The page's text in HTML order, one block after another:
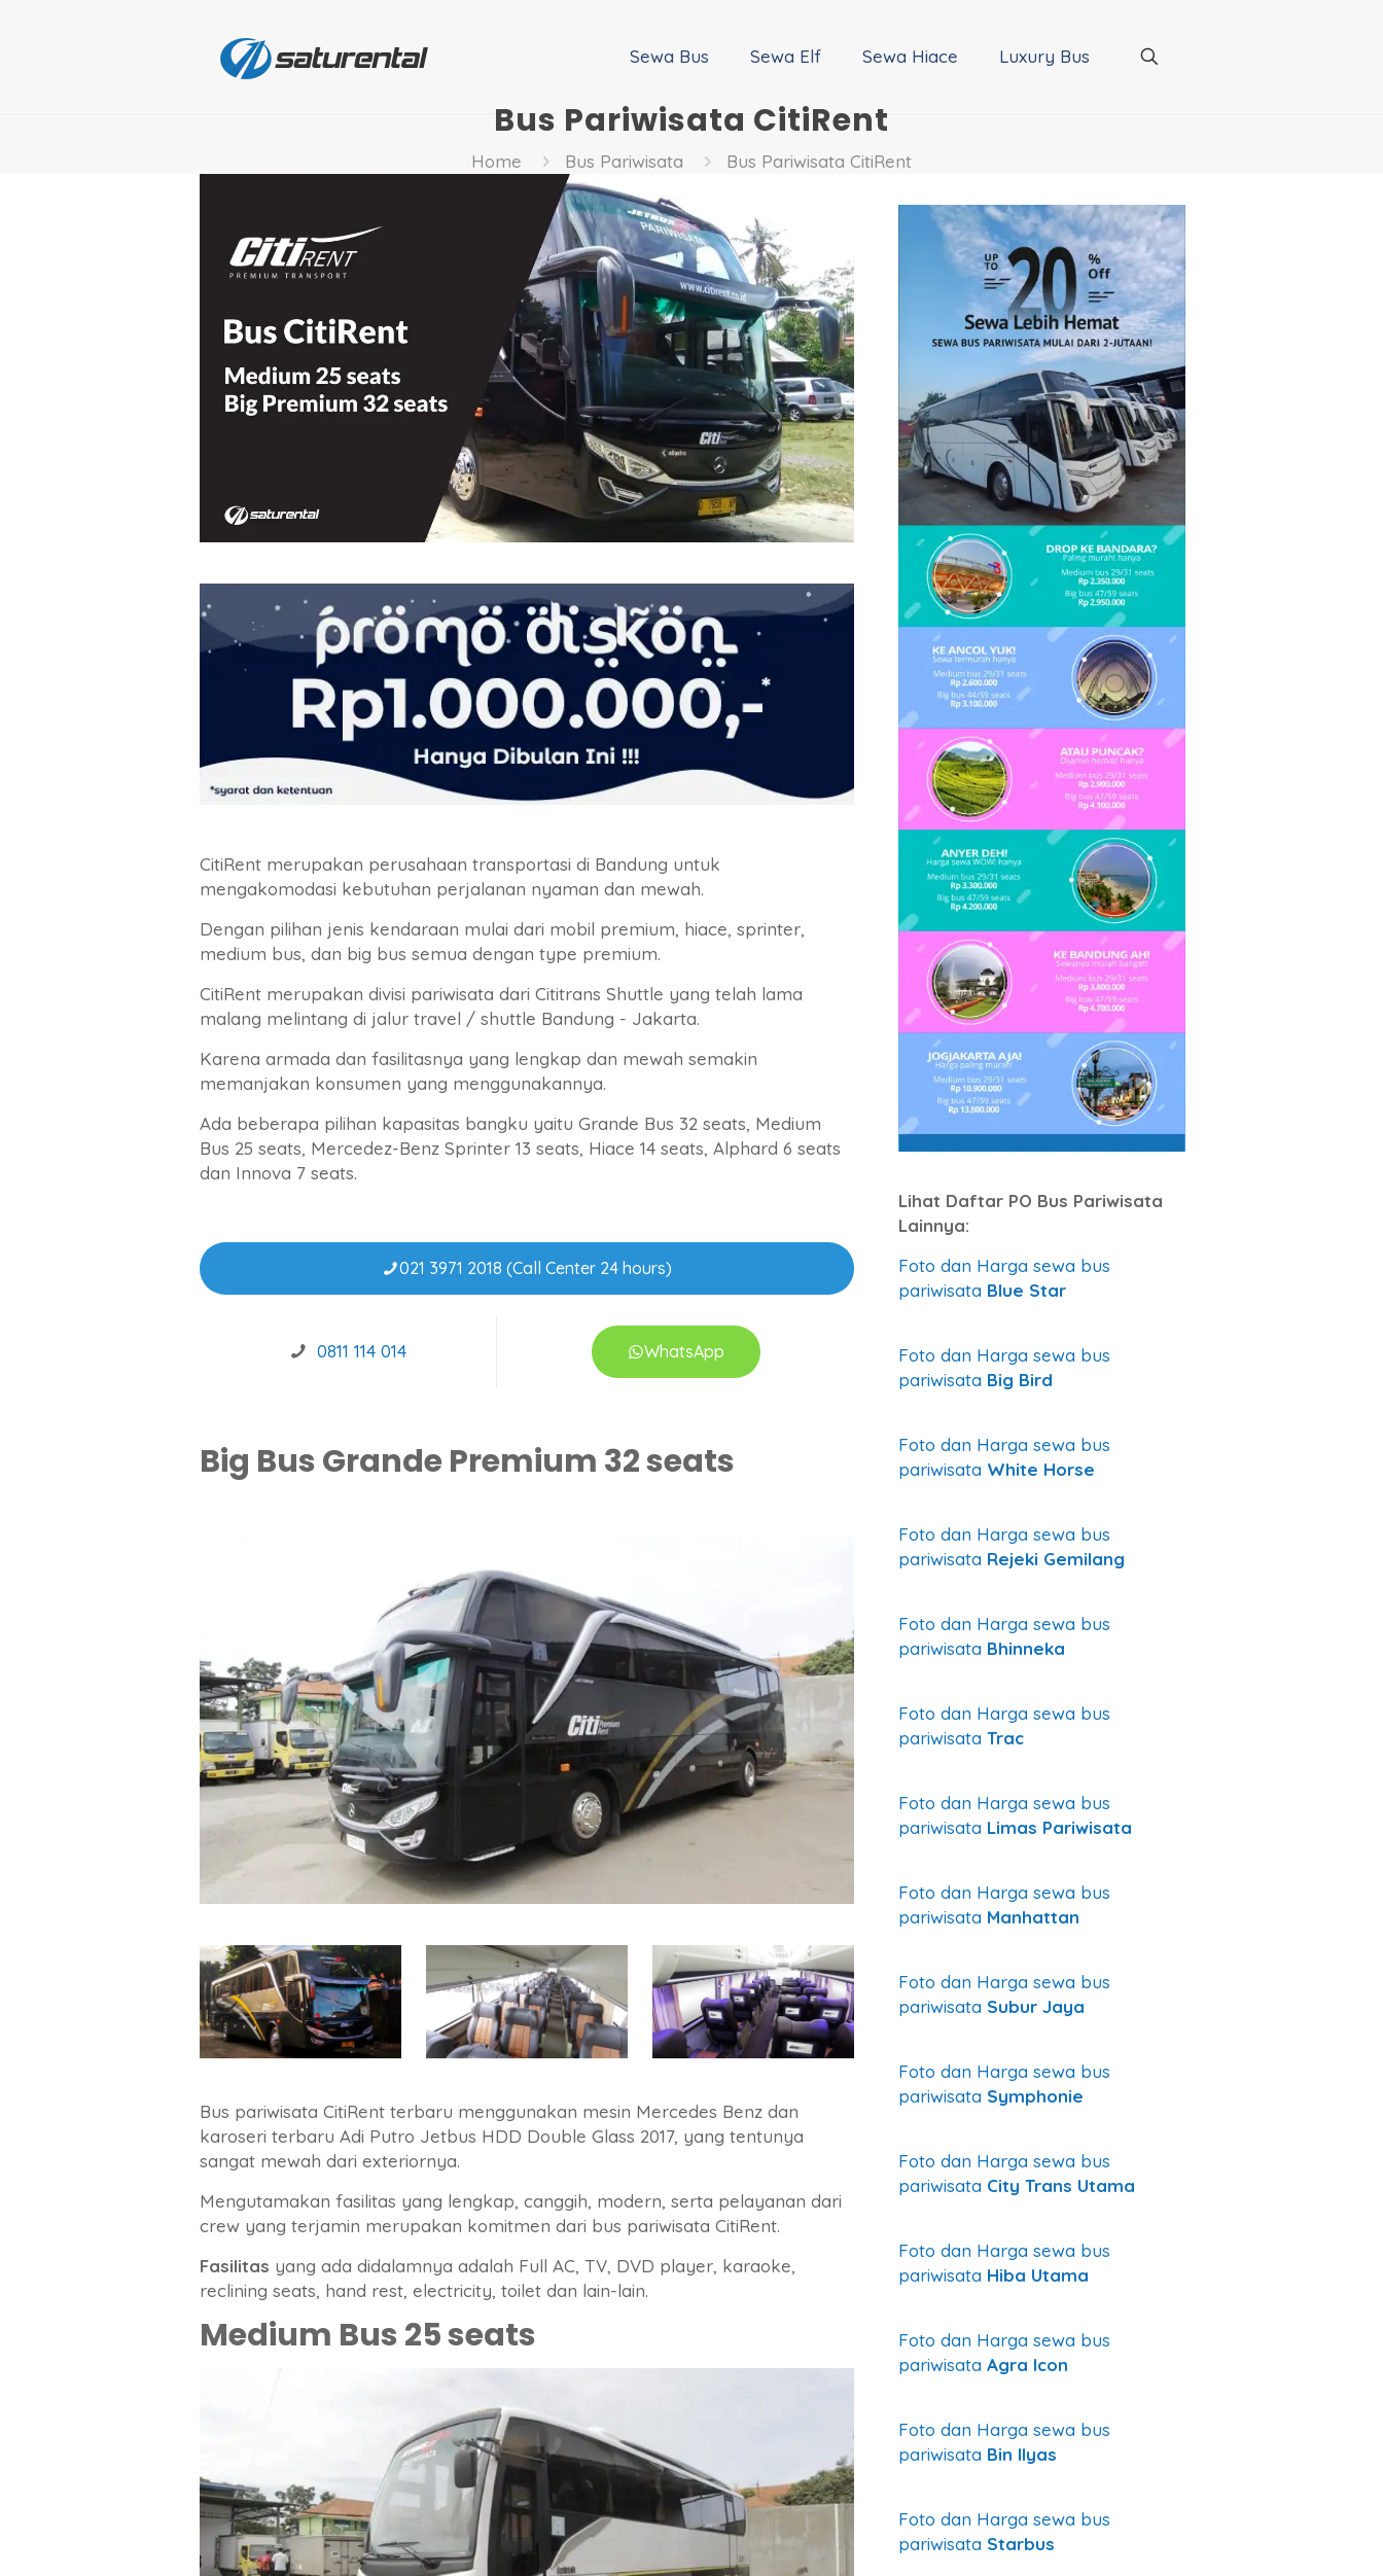
Sewa Bus Sewa Elf Sewa Hiace Luxury Bus
Bus Pariwisata CitiRent
Home Bus Pariwisata Bus Pariwisata CitiRent
CitiRent merupakan perusahaan transportasi di Bandung untuk
mengakomodasi kebutuhan perjalanan nyaman dan mewah.
Dengan pilihan jenis kendaraan mulai dari mobil premium, hiace, sprinter,
medium bus, dan big bus semua dengan type premium.
CitiRent merupakan divisi pariwisata dari Cititrans Shuttle yang telah lama
malang melintang di jalur travel / shuttle Bandung - Jakarta.
Karena armada dan fasilitasnya yang lengkap dan mewah semakin
memanjakan konsumen yang menggunakannya.
Ada beberapa pilihan kapasitas bangku yaitu Grande Bus 32 seats, Medium
Bus 25 seats, Mercedez-Benz Sprinter 13 seats, Hiace 14 seats, Alphard 6 seats
dan Innova 7 seats.
021 3971 2018 (Call Center 24 hours)
0811 114 014 WhatsApp
Big Bus Grande Premium 32 seats
Bus pariwisata CitiRent terbaru menggunakan mesin Mercedes Benz dan
karoseri terbaru Adi Putro Jetbus HDD Double Glass 2017, yang tentunya
sangat mewah dari exteriornya.
Mengutamakan fasilitas yang lengkap, canggih, modern, serta pelayanan dari
crew yang terjamin merupakan komitmen dari bus pariwisata CitiRent.
Fasilitas yang ada didalamnya adalah Full AC, TV, DVD player, karaoke,
reclining seats, hand rest, electricity, toilet dan lain-lain.
Medium Bus 25 seats
Lihat Daftar PO Bus Pariwisata
Lainnya:
Foto dan Harga sewa bus
pariwisata Blue Star
Foto dan Harga sewa bus
pariwisata Big Bird
Foto dan Harga sewa bus
pariwisata White Horse
Foto dan Harga sewa bus
pariwisata Rejeki Gemilang
Foto dan Harga sewa bus
pariwisata Bhinneka
Foto dan Harga sewa bus
pariwisata Trac
Foto dan Harga sewa bus
pariwisata Limas Pariwisata
Foto dan Harga sewa bus
pariwisata Manhattan
Foto dan Harga sewa bus
pariwisata Subur Jaya
Foto dan Harga sewa bus
pariwisata Symphonie
Foto dan Harga sewa bus
pariwisata City Trans Utama
Foto dan Harga sewa bus
pariwisata Hiba Utama
Foto dan Harga sewa bus
pariwisata Agra Icon
Foto dan Harga sewa bus
pariwisata Bin Ilyas
Foto dan Harga sewa bus
pariwisata Starbus